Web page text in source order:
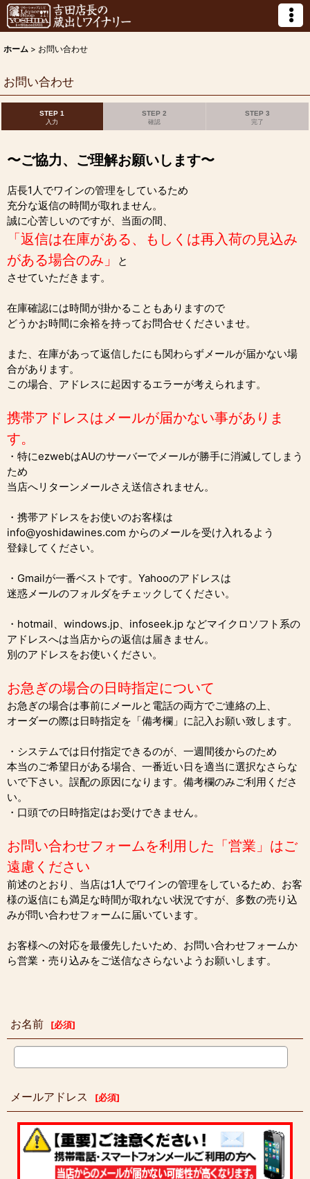
ホーム > お問い合わせ
お問い合わせ
STEP 1
入力
STEP 2
確認
STEP 3
完了
〜ご協力、ご理解お願いします〜
店長1人でワインの管理をしているため
充分な返信の時間が取れません。
誠に心苦しいのですが、当面の間、
「返信は在庫がある、もしくは再入荷の見込み
がある場合のみ」
と
させていただきます。
在庫確認には時間が掛かることもありますので
どうかお時間に余裕を持ってお問合せくださいませ。
また、在庫があって返信したにも関わらずメールが届かない場
合があります。
この場合、アドレスに起因するエラーが考えられます。
携帯アドレスはメールが届かない事がありま
す。
・特にezwebはAUのサーバーでメールが勝手に消滅してしまう
ため
当店へリターンメールさえ送信されません。
・携帯アドレスをお使いのお客様は
info@yoshidawines.com からのメールを受け入れるよう
登録してください。
・Gmailが一番ベストです。Yahooのアドレスは
迷惑メールのフォルダをチェックしてください。
・hotmail、windows.jp、infoseek.jp などマイクロソフト系の
アドレスへは当店からの返信は届きません。
別のアドレスをお使いください。
お急ぎの場合の日時指定について
お急ぎの場合は事前にメールと電話の両方でご連絡の上、
オーダーの際は日時指定を「備考欄」に記入お願い致します。
・システムでは日付指定できるのが、一週間後からのため
本当のご希望日がある場合、一番近い日を適当に選択なさらな
いで下さい。誤配の原因になります。備考欄のみご利用くださ
い。
・口頭での日時指定はお受けできません。
お問い合わせフォームを利用した「営業」はご
遠慮ください
前述のとおり、当店は1人でワインの管理をしているため、お客
様の返信にも満足な時間が取れない状況ですが、多数の売り込
みが問い合わせフォームに届いています。
お客様への対応を最優先したいため、お問い合わせフォームか
ら営業・売り込みをご送信なさらないようお願いします。
お名前 [必須]
メールアドレス [必須]